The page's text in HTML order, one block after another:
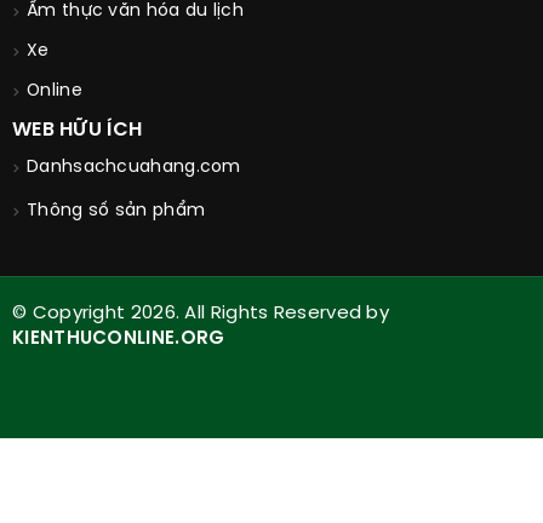
Ẩm thực văn hóa du lịch
Xe
Online
WEB HỮU ÍCH
Danhsachcuahang.com
Thông số sản phẩm
© Copyright 2026. All Rights Reserved by
KIENTHUCONLINE.ORG